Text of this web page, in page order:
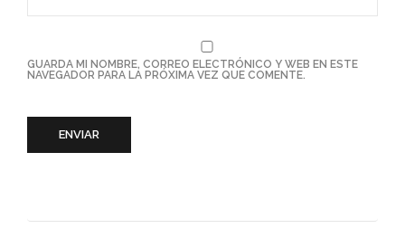
GUARDA MI NOMBRE, CORREO ELECTRÓNICO Y WEB EN ESTE
NAVEGADOR PARA LA PRÓXIMA VEZ QUE COMENTE.